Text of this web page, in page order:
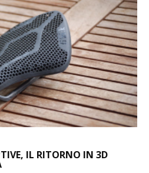
IL RITORNO IN 3D